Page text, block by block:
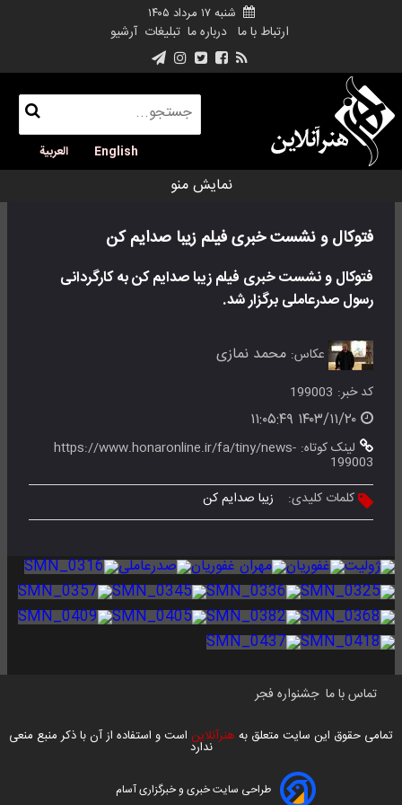
شنبه ۱۷ مرداد ۱۴۰۵
ارتباط با ما درباره ما تبلیغات آرشیو
English العربية
نمایش منو
فتوکال و نشست خبری فیلم زیبا صدایم کن
فتوکال و نشست خبری فیلم زیبا صدایم کن به کارگردانی
رسول صدرعاملی برگزار شد.
عکاس: محمد نمازی
کد خبر: 199003
لینک کوتاه: https://www.honaronline.ir/fa/tiny/news-
199003
کلمات کلیدی:
زیبا صدایم کن
تماس با ما جشنواره فجر
تمامی حقوق این سایت متعلق به هنرآنلاین است و استفاده از آن با ذکر منبع منعی
ندارد
طراحی سایت خبری و خبرگزاری آسام